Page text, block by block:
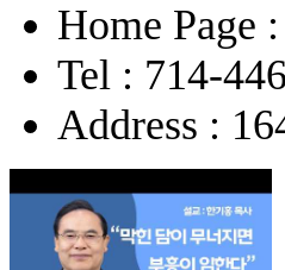
Home Page
Tel : 714-
Address :